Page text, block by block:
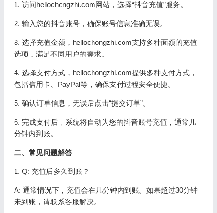
1. 访问hellochongzhi.com网站，选择“抖音充值”服务。
2. 输入您的抖音账号，确保账号信息准确无误。
3. 选择充值金额，hellochongzhi.com支持多种面额的充值
选项，满足不同用户的需求。
4. 选择支付方式，hellochongzhi.com提供多种支付方式，
包括信用卡、PayPal等，确保支付过程安全便捷。
5. 确认订单信息，无误后点击“提交订单”。
6. 完成支付后，系统将自动为您的抖音账号充值，通常几
分钟内到账。
二、常见问题解答
1. Q: 充值后多久到账？
A: 通常情况下，充值会在几分钟内到账。如果超过30分钟
未到账，请联系客服解决。